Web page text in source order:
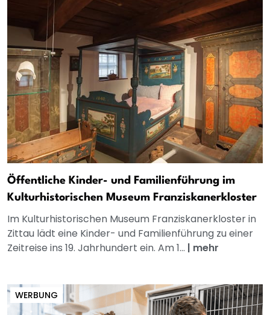
Öffentliche Kinder- und Familienführung im
Kulturhistorischen Museum Franziskanerkloster
Im Kulturhistorischen Museum Franziskanerkloster in
Zittau lädt eine Kinder- und Familienführung zu einer
Zeitreise ins 19. Jahrhundert ein. Am 1... | mehr
WERBUNG